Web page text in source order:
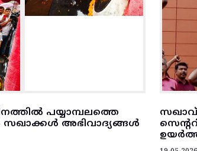
പയ്യാമ്പലത്തെ
അഭിവാദ്യങ്ങൾ
സഖാവ്